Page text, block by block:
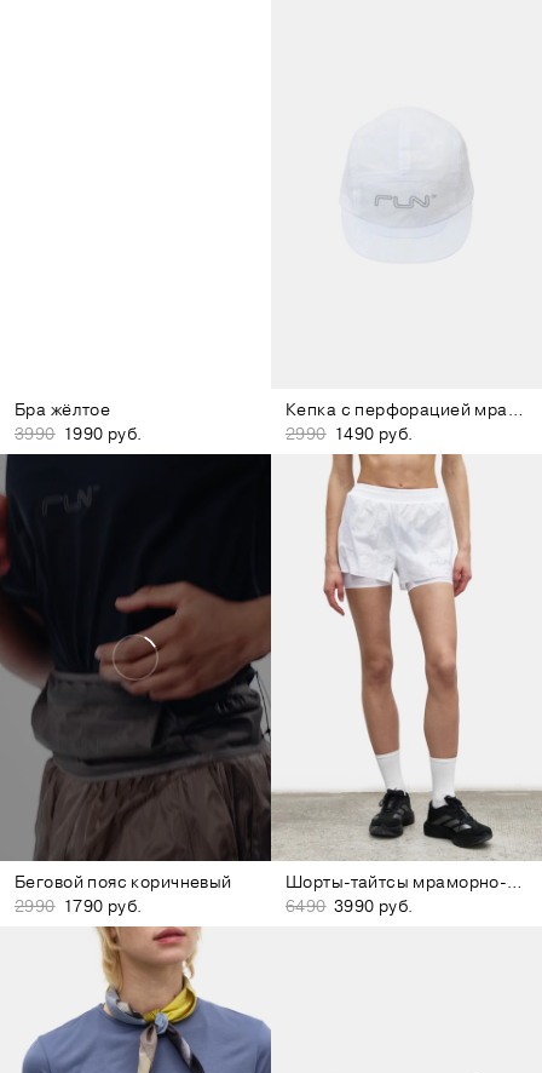
Бра жёлтое
3990 1990 руб.
Кепка с перфорацией мраморно-белая
2990 1490 руб.
Беговой пояс коричневый
2990 1790 руб.
Шорты-тайтсы мраморно-белые
6490 3990 руб.